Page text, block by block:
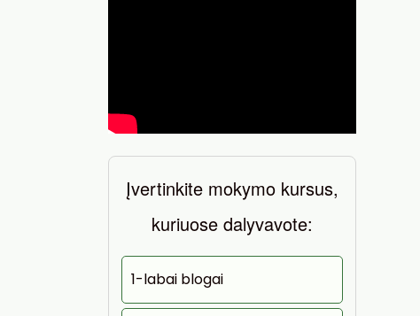
Įvertinkite mokymo kursus,
kuriuose dalyvavote:
1-labai blogai